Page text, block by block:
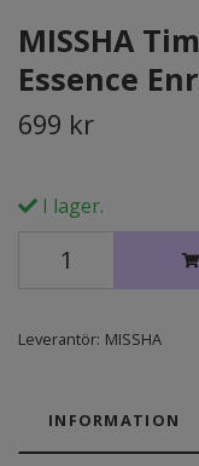
MISSHA
Essence
699 kr
I lager.
Leverantör: MISSHA
INFORMATION